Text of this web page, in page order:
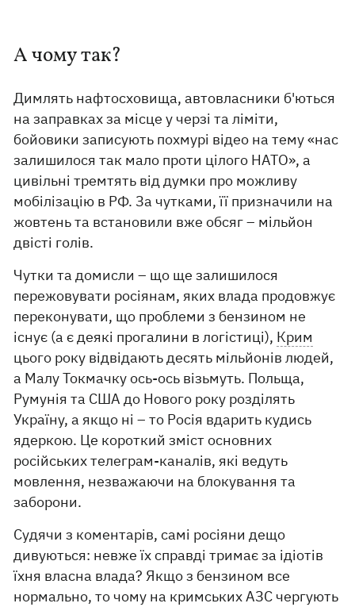
А чому так?
Димлять нафтосховища, автовласники б'ються
на заправках за місце у черзі та ліміти,
бойовики записують похмурі відео на тему «нас
залишилося так мало проти цілого НАТО», а
цивільні тремтять від думки про можливу
мобілізацію в РФ. За чутками, її призначили на
жовтень та встановили вже обсяг – мільйон
двісті голів.
Чутки та домисли – що ще залишилося
пережовувати росіянам, яких влада продовжує
переконувати, що проблеми з бензином не
існує (а є деякі прогалини в логістиці), Крим
цього року відвідають десять мільйонів людей,
а Малу Токмачку ось-ось візьмуть. Польща,
Румунія та США до Нового року розділять
Україну, а якщо ні – то Росія вдарить кудись
ядеркою. Це короткий зміст основних
російських телеграм-каналів, які ведуть
мовлення, незважаючи на блокування та
заборони.
Судячи з коментарів, самі росіяни дещо
дивуються: невже їх справді тримає за ідіотів
їхня власна влада? Якщо з бензином все
нормально, то чому на кримських АЗС чергують